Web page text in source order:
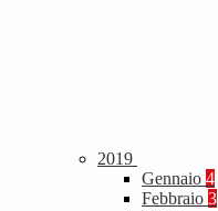
2019
Gennaio 4
Febbraio 3